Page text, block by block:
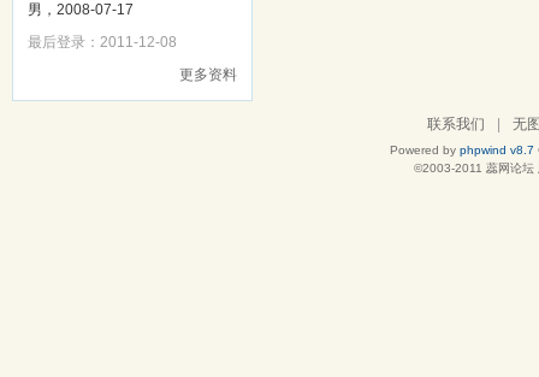
男，2008-07-17
最后登录：2011-12-08
更多资料
联系我们 无
Powered by phpwind v8.7
©2003-2011 蕊网论坛